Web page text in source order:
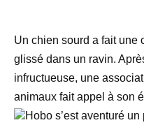
Un chien sourd a fait une
glissé dans un ravin.
infructueuse, une
animaux fait appel à son
Hobo s’est aventuré